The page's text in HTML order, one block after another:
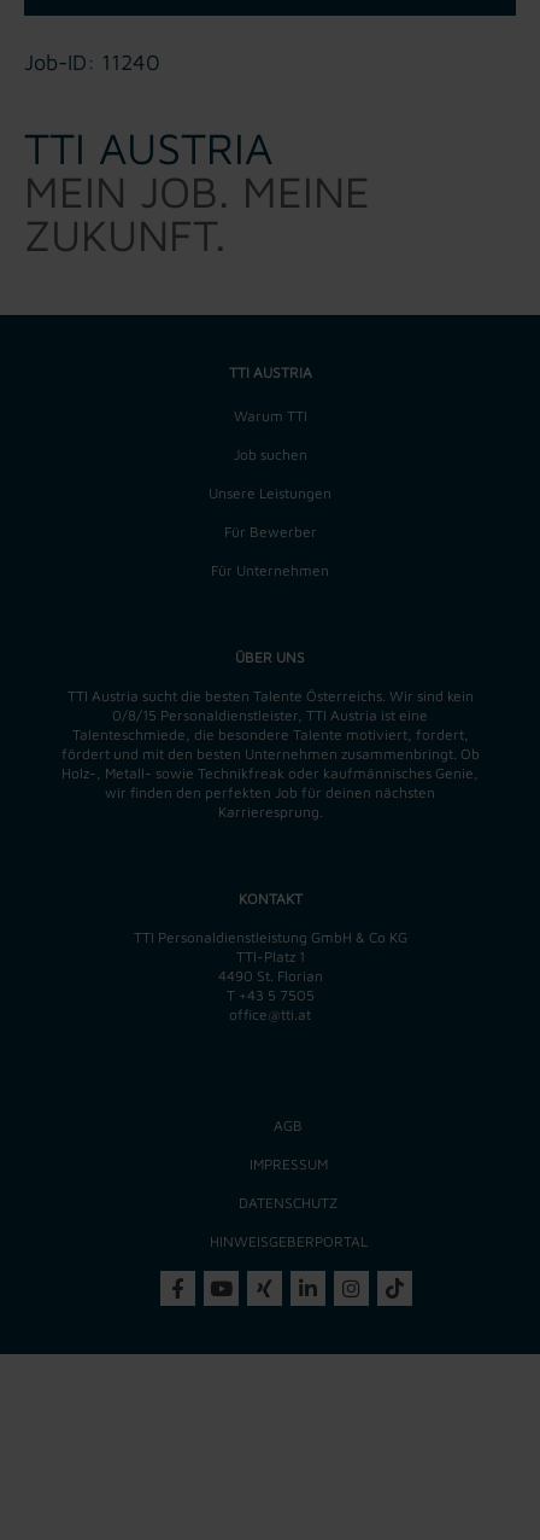
Job-ID: 11240
TTI AUSTRIA
MEIN JOB. MEINE
ZUKUNFT.
TTI AUSTRIA
Warum TTI
Job suchen
Unsere Leistungen
Für Bewerber
Für Unternehmen
ÜBER UNS
TTI Austria sucht die besten Talente Österreichs. Wir sind kein
0/8/15 Personaldienstleister, TTI Austria ist eine
Talenteschmiede, die besondere Talente motiviert, fordert,
fördert und mit den besten Unternehmen zusammenbringt. Ob
Holz-, Metall- sowie Technikfreak oder kaufmännisches Genie,
wir finden den perfekten Job für deinen nächsten
Karrieresprung.
KONTAKT
TTI Personaldienstleistung GmbH & Co KG
TTI-Platz 1
4490 St. Florian
T +43 5 7505
office@tti.at
AGB
IMPRESSUM
DATENSCHUTZ
HINWEISGEBERPORTAL